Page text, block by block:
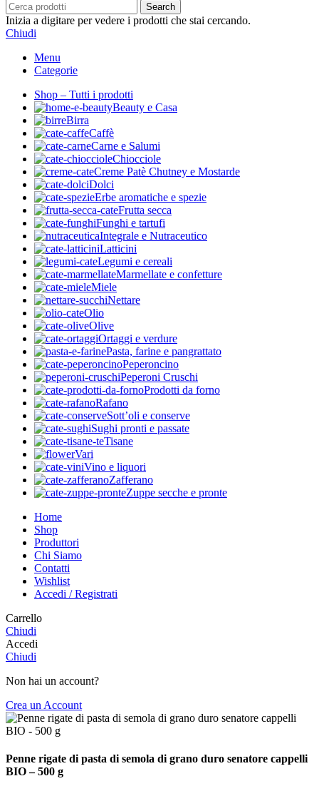
Search
Inizia a digitare per vedere i prodotti che stai cercando.
Chiudi
Menu
Categorie
Shop – Tutti i prodotti
Beauty e Casa
Birra
Caffè
Carne e Salumi
Chiocciole
Creme Patè Chutney e Mostarde
Dolci
Erbe aromatiche e spezie
Frutta secca
Funghi e tartufi
Integrale e Nutraceutico
Latticini
Legumi e cereali
Marmellate e confetture
Miele
Nettare
Olio
Olive
Ortaggi e verdure
Pasta, farine e pangrattato
Peperoncino
Peperoni Cruschi
Prodotti da forno
Rafano
Sott’oli e conserve
Sughi pronti e passate
Tisane
Vari
Vino e liquori
Zafferano
Zuppe secche e pronte
Home
Shop
Produttori
Chi Siamo
Contatti
Wishlist
Accedi / Registrati
Carrello
Chiudi
Accedi
Chiudi
Non hai un account?
Crea un Account
Penne rigate di pasta di semola di grano duro senatore cappelli
BIO – 500 g